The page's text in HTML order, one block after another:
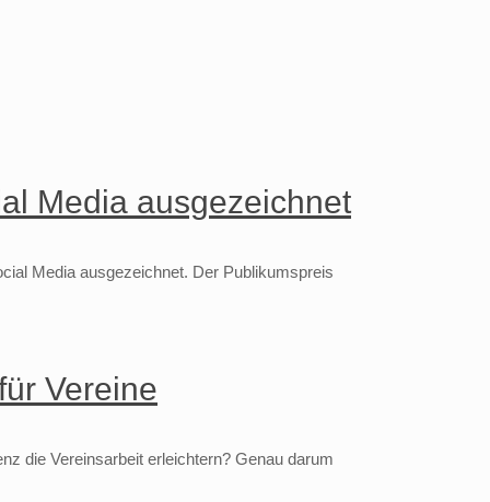
Media ausgezeichnet
Media ausgezeichnet. Der Publikumspreis
Vereine
die Vereinsarbeit erleichtern? Genau darum